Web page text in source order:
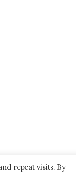
repeat visits. By